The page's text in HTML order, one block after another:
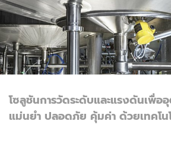
โซลูชันการวัดระดับและแรงดันเพื่อ
แม่นยำ ปลอดภัย คุ้มค่า ด้วยเทคโน